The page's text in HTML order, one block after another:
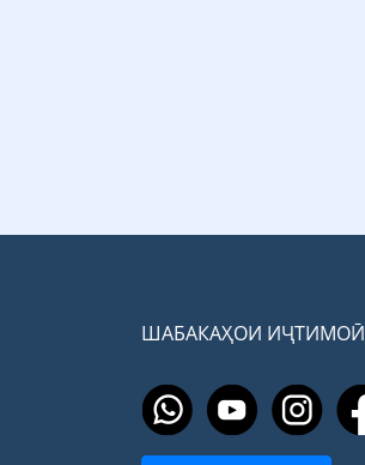
ШАБАКАҲОИ ИҶТИМОӢ